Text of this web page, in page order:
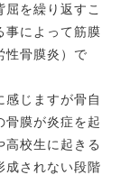
を繰り返すこ
事によって筋膜
性骨膜炎）で
感じますが骨自
骨膜が炎症を起
高校生に起きる
成されない段階